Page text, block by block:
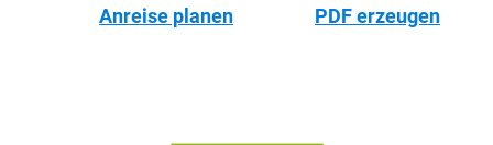
Anreise planen PDF erzeugen